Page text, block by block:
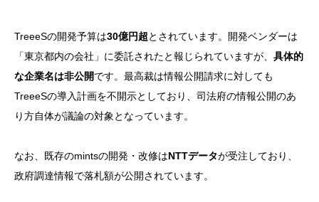
TreeeSの開発予算は30億円超とされています。開発ベンダーは
「東京都内の会社」に委託されたと報じられていますが、 具体的
な企業名は非公開です。最高裁は情報公開請求に対しても
TreeeSの導入計画を不開示としており、司法府の情報公開のあ
り方自体が議論の対象となっています。
なお、既存のmintsの開発・改修はNTTデータが受注しており、
政府調達情報で落札額が公開されています。